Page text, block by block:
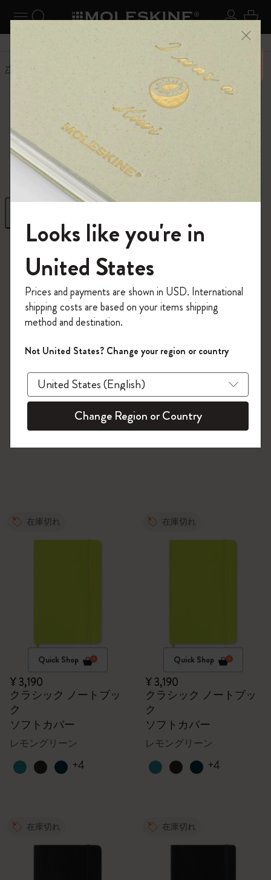
ナビゲーションの切替 ログ
検索 (キーワードなど) カ
6,500円以上のご購入で送料無料 メニ
ーを閉じる
ホーム
ギフト
クリエイティブな発想を高めるギフト
296 プロダクツ
在庫切れ
Quick Shop
¥ 3,190
クラシック ノートブッ
ク
ソフトカバー
レモングリーン
+4
在庫切れ
Quick Shop
¥ 3,190
クラシック ノートブッ
ク
ソフトカバー
レモングリーン
+4
在庫切れ 在庫切れ
モレスキンの世界へようこそ
「WELCOME10」を入力すると、初回注
文が10%オフ＋送料無料になります。セ
ール・アウトレット品は適用外。
Moleskineアカウントを作成して限定オフ
ァーや会員特典、さらに多くのインスピ
レーションを手に入れましょう。
今すぐ会員登録 !
Looks like you're in
United States
Prices and payments are shown in USD. International
shipping costs are based on your items shipping
method and destination.
Not United States? Change your region or country
Change Region or Country